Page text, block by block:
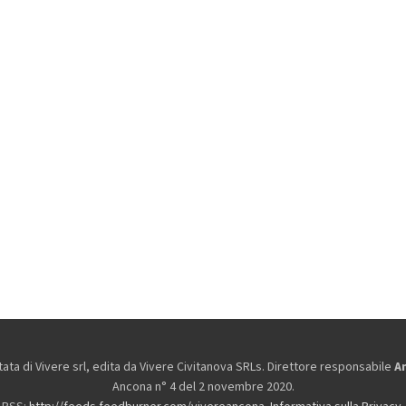
di Vivere srl, edita da Vivere Civitanova SRLs. Direttore responsabile
Ancona n° 4 del 2 novembre 2020.